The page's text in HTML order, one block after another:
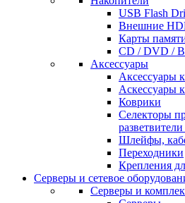
USB Flash
Внешние
Карты
CD / DVD /
Аксессуары
Аксессуары
Аскессуары
Коврики
Селекторы
Шлейфы,
Переходники
Крепления
Серверы и сетевое
Серверы и